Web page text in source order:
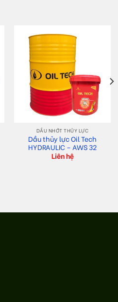
DẦU NHỚT THỦY LỰC
Dầu thủy lực Oil Tech
HYDRAULIC – AWS 32
Liên hệ